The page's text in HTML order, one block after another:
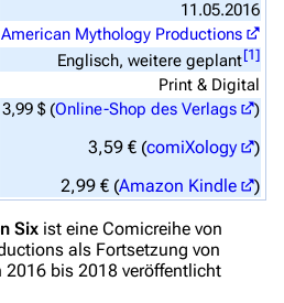
Universum
11.05.2016
American Mythology Productions
Englisch, weitere geplant[1]
Print & Digital
3,99 $ (Online-Shop des Verlags )
3,59 € (comiXology
)
2,99 € (Amazon Kindle )
Six ist eine Comicreihe von
als Fortsetzung von
2016 bis 2018 veröffentlicht